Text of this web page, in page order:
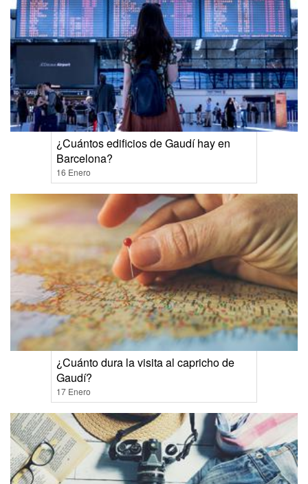
¿Cuántos edificios de Gaudí hay en
Barcelona?
16 Enero
¿Cuánto dura la visita al capricho de
Gaudí?
17 Enero